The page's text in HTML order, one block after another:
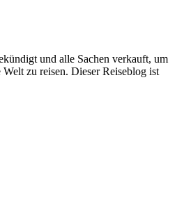
und alle Sachen verkauft, um
zu reisen. Dieser Reiseblog ist